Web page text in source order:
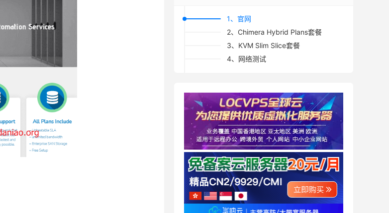
1、官网
2、Chimera Hybrid Plans套餐
3、KVM Slim Slice套餐
4、网络测试